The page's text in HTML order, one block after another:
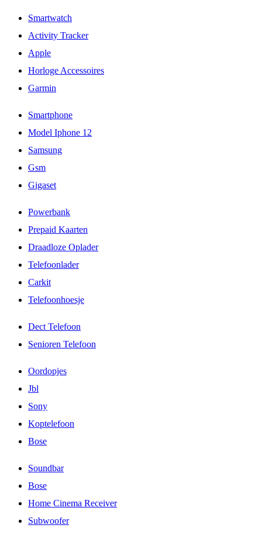
Smartwatch
Activity Tracker
Apple
Horloge Accessoires
Garmin
Smartphone
Model Iphone 12
Samsung
Gsm
Gigaset
Powerbank
Prepaid Kaarten
Draadloze Oplader
Telefoonlader
Carkit
Telefoonhoesje
Dect Telefoon
Senioren Telefoon
Oordopjes
Jbl
Sony
Koptelefoon
Bose
Soundbar
Bose
Home Cinema Receiver
Subwoofer